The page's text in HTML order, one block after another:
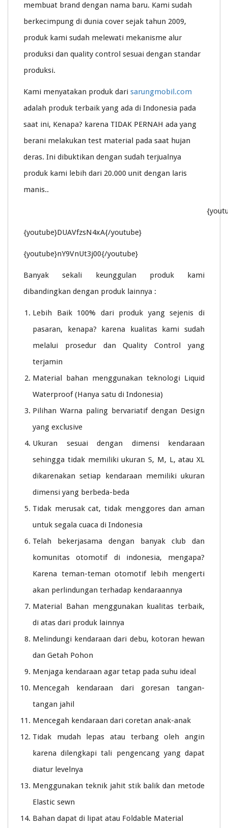
membuat brand dengan nama baru. Kami sudah
berkecimpung di dunia cover sejak tahun 2009,
produk kami sudah melewati mekanisme alur
produksi dan quality control sesuai dengan standar
produksi.
Kami menyatakan produk dari sarungmobil.com
adalah produk terbaik yang ada di Indonesia pada
saat ini, Kenapa? karena TIDAK PERNAH ada yang
berani melakukan test material pada saat hujan
deras. Ini dibuktikan dengan sudah terjualnya
produk kami lebih dari 20.000 unit dengan laris
manis..
{youtube}DUAVfzsN4xA{/youtube}
{youtube}nY9VnUt3j00{/youtube}
Banyak sekali keunggulan produk kami
dibandingkan dengan produk lainnya :
Lebih Baik 100% dari produk yang sejenis di
pasaran, kenapa? karena kualitas kami sudah
melalui prosedur dan Quality Control yang
terjamin
Material bahan menggunakan teknologi Liquid
Waterproof (Hanya satu di Indonesia)
Pilihan Warna paling bervariatif dengan Design
yang exclusive
Ukuran sesuai dengan dimensi kendaraan
sehingga tidak memiliki ukuran S, M, L, atau XL
dikarenakan setiap kendaraan memiliki ukuran
dimensi yang berbeda-beda
Tidak merusak cat, tidak menggores dan aman
untuk segala cuaca di Indonesia
Telah bekerjasama dengan banyak club dan
komunitas otomotif di indonesia, mengapa?
Karena teman-teman otomotif lebih mengerti
akan perlindungan terhadap kendaraannya
Material Bahan menggunakan kualitas terbaik,
di atas dari produk lainnya
Melindungi kendaraan dari debu, kotoran hewan
dan Getah Pohon
Menjaga kendaraan agar tetap pada suhu ideal
Mencegah kendaraan dari goresan tangan-
tangan jahil
Mencegah kendaraan dari coretan anak-anak
Tidak mudah lepas atau terbang oleh angin
karena dilengkapi tali pengencang yang dapat
diatur levelnya
Menggunakan teknik jahit stik balik dan metode
Elastic sewn
Bahan dapat di lipat atau Foldable Material